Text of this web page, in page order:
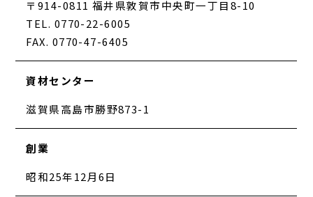
〒914-0811 福井県敦賀市中央町一丁目8-10
TEL. 0770-22-6005
FAX. 0770-47-6405
資材センター
滋賀県高島市勝野873-1
創業
昭和25年12月6日